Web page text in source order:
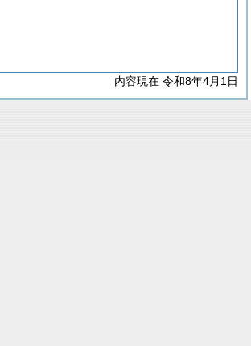
内容現在 令和8年4月1日